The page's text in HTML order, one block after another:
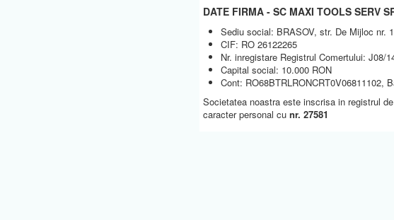
DATE FIRMA - SC MAXI TOOLS SERV
Sediu social: BRASOV, str. De Mijloc nr.
CIF: RO 26122265
Nr. inregistare Registrul Comertului: J08/
Capital social: 10.000 RON
Cont: RO68BTRLRONCRT0V06811102,
Societatea noastra este inscrisa in registrul
caracter personal cunr. 27581